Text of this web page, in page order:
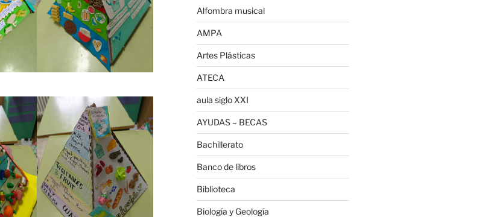
Alfombra musical
AMPA
Artes Plásticas
ATECA
aula siglo XXI
AYUDAS – BECAS
Bachillerato
Banco de libros
Biblioteca
Biología y Geología